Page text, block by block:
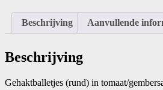
Beschrijving Aanvullende
Beschrijving
Gehaktballetjes (rund) in tomaat/